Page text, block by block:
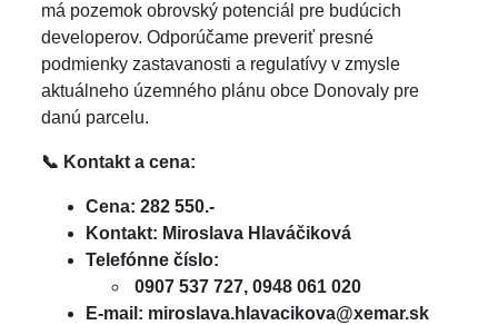
má pozemok obrovský potenciál pre budúcich
developerov. Odporúčame preveriť presné
podmienky zastavanosti a regulatívy v zmysle
aktuálneho územného plánu obce Donovaly pre
danú parcelu.
📞 Kontakt a cena:
Cena: 282 550.-
Kontakt: Miroslava Hlaváčiková
Telefónne číslo:
0907 537 727, 0948 061 020
E-mail: miroslava.hlavacikova@xemar.sk